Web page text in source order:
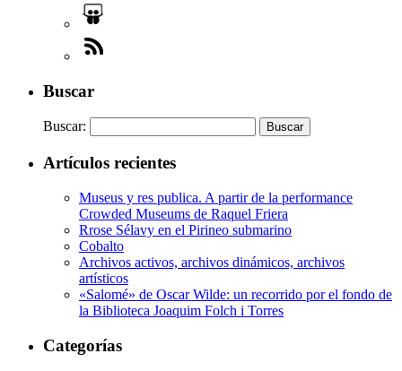
Buscar
Buscar:
Artículos recientes
Museus y res publica. A partir de la performance
Crowded Museums de Raquel Friera
Rrose Sélavy en el Pirineo submarino
Cobalto
Archivos activos, archivos dinámicos, archivos
artísticos
«Salomé» de Oscar Wilde: un recorrido por el fondo de
la Biblioteca Joaquim Folch i Torres
Categorías